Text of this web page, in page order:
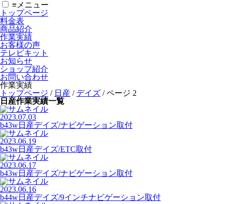
≡ メニュー
トップページ
料金表
商品紹介
作業実績
お客様の声
テレビキット
お知らせ
ショップ紹介
お問い合わせ
作業実績
トップページ / 日産 / デイズ /ページ 2
日産作業実績一覧
2023.07.03
b43w日産デイズ/ナビゲーション取付
2023.06.19
b43w日産デイズ/ETC取付
2023.06.17
b43w日産デイズ/ナビゲーション取付
2023.06.16
b44w日産デイズ/9インチナビゲーション取付